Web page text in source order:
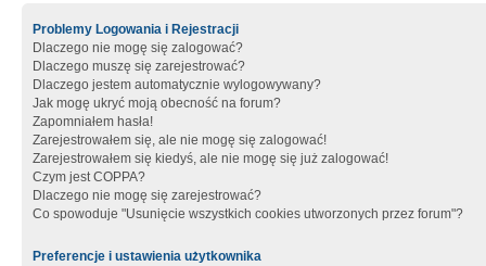
Problemy Logowania i Rejestracji
Dlaczego nie mogę się zalogować?
Dlaczego muszę się zarejestrować?
Dlaczego jestem automatycznie wylogowywany?
Jak mogę ukryć moją obecność na forum?
Zapomniałem hasła!
Zarejestrowałem się, ale nie mogę się zalogować!
Zarejestrowałem się kiedyś, ale nie mogę się już zalogować!
Czym jest COPPA?
Dlaczego nie mogę się zarejestrować?
Co spowoduje "Usunięcie wszystkich cookies utworzonych przez forum"?
Preferencje i ustawienia użytkownika